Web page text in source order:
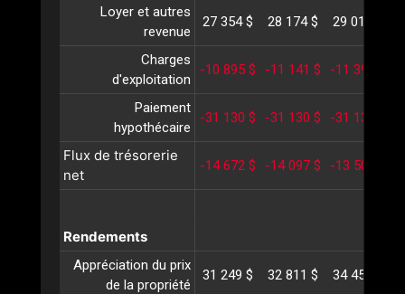
Loyer et autres
revenue
27 354 $ 28 174 $ 29 019 $
Charges
d'exploitation
-10 895 $ -11 141 $ -11 393 $
Paiement
hypothécaire
-31 130 $ -31 130 $ -31 130 $
Flux de trésorerie
net
-14 672 $ -14 097 $ -13 504 $
Rendements
Appréciation du prix
de la propriété
31 249 $ 32 811 $ 34 452 $